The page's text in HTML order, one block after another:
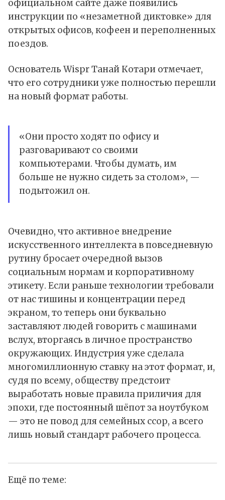
официальном сайте даже появились
инструкции по «незаметной диктовке» для
открытых офисов, кофеен и переполненных
поездов.
Основатель Wispr Танай Котари отмечает,
что его сотрудники уже полностью перешли
на новый формат работы.
«Они просто ходят по офису и
разговаривают со своими
компьютерами. Чтобы думать, им
больше не нужно сидеть за столом», —
подытожил он.
Очевидно, что активное внедрение
искусственного интеллекта в повседневную
рутину бросает очередной вызов
социальным нормам и корпоративному
этикету. Если раньше технологии требовали
от нас тишины и концентрации перед
экраном, то теперь они буквально
заставляют людей говорить с машинами
вслух, вторгаясь в личное пространство
окружающих. Индустрия уже сделала
многомиллионную ставку на этот формат, и,
судя по всему, обществу предстоит
выработать новые правила приличия для
эпохи, где постоянный шёпот за ноутбуком
— это не повод для семейных ссор, а всего
лишь новый стандарт рабочего процесса.
Ещё по теме: